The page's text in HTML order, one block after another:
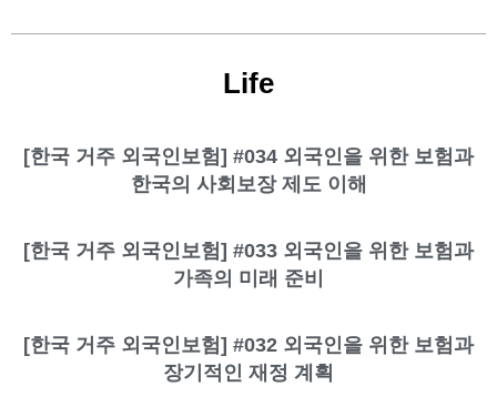
Life
[한국 거주 외국인보험] #034 외국인을 위한 보험과
한국의 사회보장 제도 이해
[한국 거주 외국인보험] #033 외국인을 위한 보험과
가족의 미래 준비
[한국 거주 외국인보험] #032 외국인을 위한 보험과
장기적인 재정 계획